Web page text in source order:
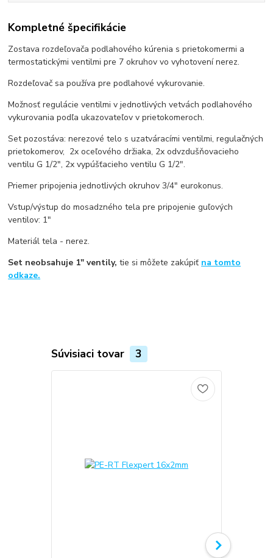
Kompletné špecifikácie
Zostava rozdeľovača podlahového kúrenia s prietokomermi a
termostatickými ventilmi pre 7 okruhov vo vyhotovení nerez.
Rozdeľovač sa používa pre podlahové vykurovanie.
Možnosť regulácie ventilmi v jednotlivých vetvách podlahového
vykurovania podľa ukazovateľov v prietokomeroch.
Set pozostáva: nerezové telo s uzatváracími ventilmi, regulačných
prietokomerov, 2x oceľového držiaka, 2x odvzdušňovacieho
ventilu G 1/2", 2x vypúšťacieho ventilu G 1/2".
Priemer pripojenia jednotlivých okruhov 3/4" eurokonus.
Vstup/výstup do mosadzného tela pre pripojenie guľových
ventilov: 1"
Materiál tela - nerez.
Set neobsahuje 1" ventily, tie si môžete zakúpiť na tomto
odkaze.
Súvisiaci tovar 3